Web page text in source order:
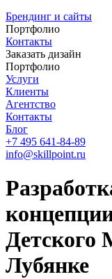
Брендинг и сайты
Портфолио
Контакты
Заказать дизайн
Портфолио
Услуги
Клиенты
Агентство
Контакты
Блог
+7 495 641-84-89
info@skillpoint.ru
Детского
Лубянке